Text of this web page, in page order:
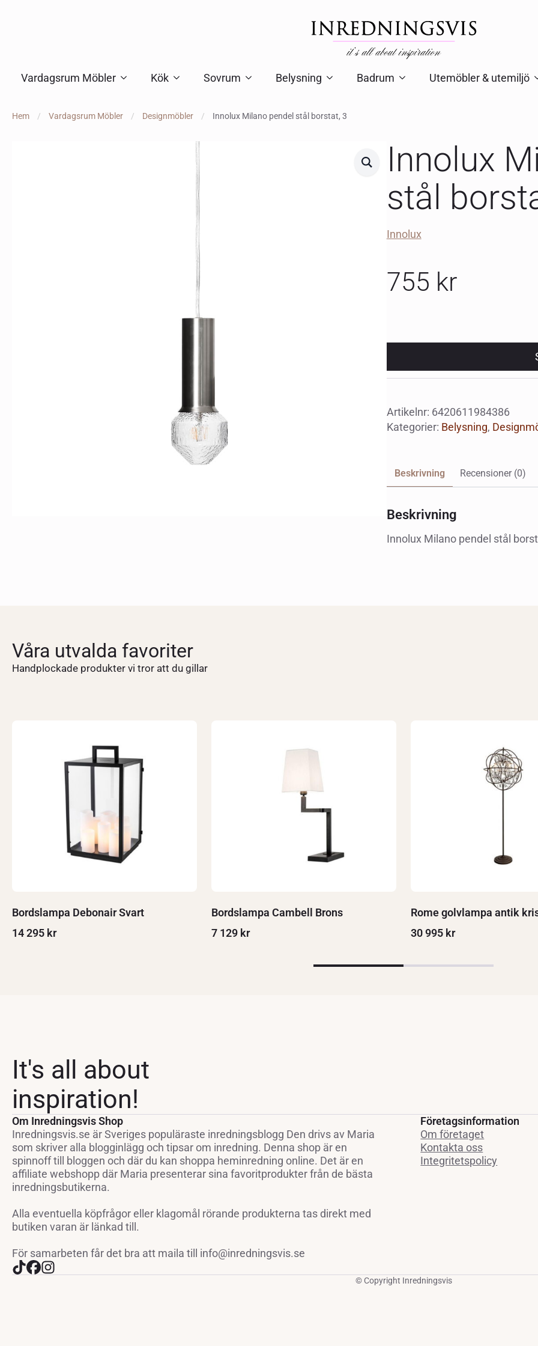
Vardagsrum Möbler Kök Sovrum Belysning Badrum Utemöbler & utemiljö
Hem Vardagsrum Möbler Designmöbler Innolux Milano pendel stål borstat, 3
Innolux
stål
Innolux
755 kr
Artikelnr: 6420611984386
Kategorier: Belysning,
Beskrivning Recensioner (0)
Beskrivning
Innolux Milano pendel stål
Våra utvalda favoriter
Handplockade produkter vi tror att du gillar
Bordslampa Debonair Svart
14 295 kr
Bordslampa Cambell Brons
7 129 kr
Rome golvlampa antik
30 995 kr
It's all about
inspiration!
Om Inredningsvis Shop
Inredningsvis.se är Sveriges populäraste inredningsblogg Den drivs av Maria
som skriver alla blogginlägg och tipsar om inredning. Denna shop är en
spinnoff till bloggen och där du kan shoppa heminredning online. Det är en
affiliate webshopp där Maria presenterar sina favoritprodukter från de bästa
inredningsbutikerna.
Alla eventuella köpfrågor eller klagomål rörande produkterna tas direkt med
butiken varan är länkad till.
För samarbeten får det bra att maila till info@inredningsvis.se
Företagsinformation
Om företaget
Kontakta oss
Integritetspolicy
© Copyright Inredningsvis